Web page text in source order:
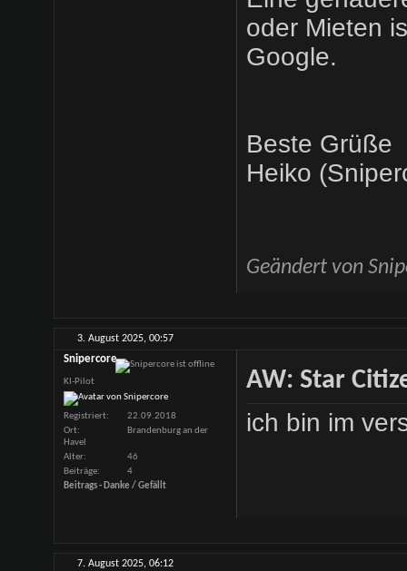
oder Mieten
Google.
Beste Grüße
Heiko
Geändert von
3. August 2025, 00:57
Snipercore
KI-Pilot
Registriert
22.09.2018
Ort
Brandenburg an der
Havel
Alter
46
Beiträge
4
Beitrags - Danke / Gefällt
AW: Star
ich bin im
7. August 2025, 06:12